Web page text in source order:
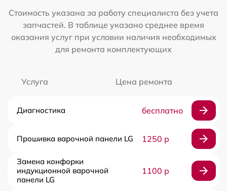
Стоимость указана за работу специалиста без учета
запчастей. В таблице указано среднее время
оказания услуг при условии наличия необходимых
для ремонта комплектующих
Услуга Цена ремонта
Диагностика бесплатно
Прошивка варочной панели LG 1250 р
Замена конфорки
индукционной варочной
панели LG
1100 р